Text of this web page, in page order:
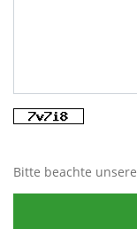
Bitte beachte unsere